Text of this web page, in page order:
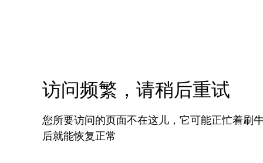
访问频繁，请稍后重试
您所要访问的页面不在这儿，它可能正忙着刷
后就能恢复正常